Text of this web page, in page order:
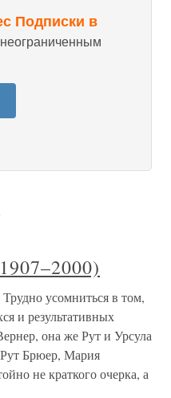
Подписки в
усомниться в том,
и результативных
она же Рут и Урсула
Брюер, Мария
не краткого очерка, а